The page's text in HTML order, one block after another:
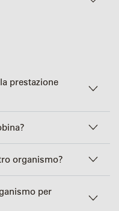
prestazione
organismo?
per